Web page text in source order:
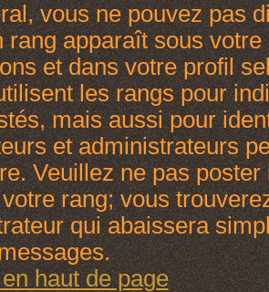
vous ne pouvez pas
rang apparaît sous
et dans votre profil
les rangs pour
mais aussi pour
et administrateurs
Veuillez ne pas
rang; vous
qui abaissera
haut de page